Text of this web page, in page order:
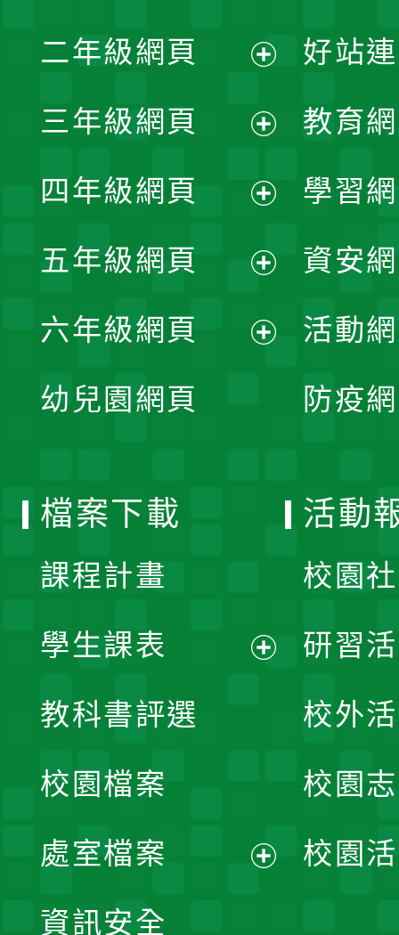
開
選
單
二年級網頁
開
選
單
三年級網頁
開
選
單
四年級網頁
開
選
五年級網頁
開
六年級網頁
幼兒園網頁
好站
教育
學習
資安
活動
防疫
檔案下載
課程計畫
學生課表
單
教科書評選
校園檔案
處室檔案
資訊安全
活動
校園
研習
校外
校園
校園